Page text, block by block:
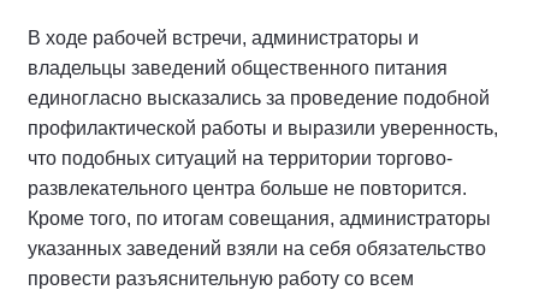
В ходе рабочей встречи, администраторы и
владельцы заведений общественного питания
единогласно высказались за проведение подобной
профилактической работы и выразили уверенность,
что подобных ситуаций на территории торгово-
развлекательного центра больше не повторится.
Кроме того, по итогам совещания, администраторы
указанных заведений взяли на себя обязательство
провести разъяснительную работу со всем